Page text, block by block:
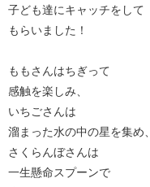
子ども達にキャッチをして
もらいました！
ももさんはちぎって
感触を楽しみ、
いちごさんは
溜まった水の中の星を集め、
さくらんぼさんは
一生懸命スプーンで